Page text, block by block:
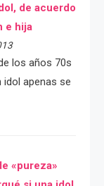
de acuerdo
e hija
los años 70s
idol apenas se
«pureza»